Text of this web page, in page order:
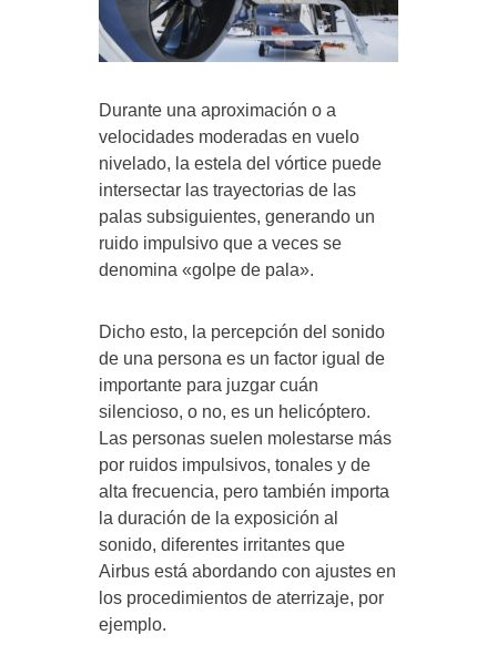
Durante una aproximación o a
velocidades moderadas en vuelo
nivelado, la estela del vórtice puede
intersectar las trayectorias de las
palas subsiguientes, generando un
ruido impulsivo que a veces se
denomina «golpe de pala».
Dicho esto, la percepción del sonido
de una persona es un factor igual de
importante para juzgar cuán
silencioso, o no, es un helicóptero.
Las personas suelen molestarse más
por ruidos impulsivos, tonales y de
alta frecuencia, pero también importa
la duración de la exposición al
sonido, diferentes irritantes que
Airbus está abordando con ajustes en
los procedimientos de aterrizaje, por
ejemplo.